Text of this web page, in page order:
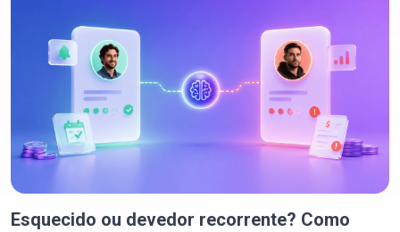
Esquecido ou devedor recorrente? Como